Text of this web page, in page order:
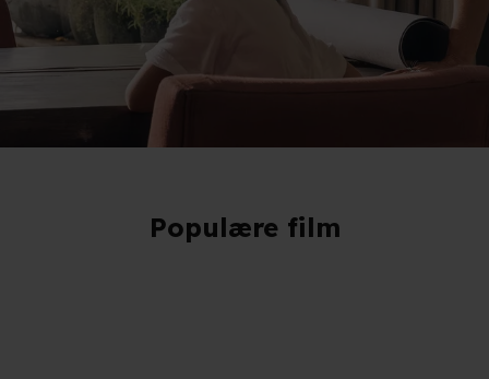
Populære film